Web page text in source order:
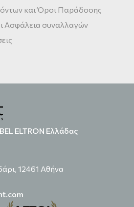
και Όροι Παράδοσης
Ασφάλεια συναλλαγών
ELTRON Ελλάδας
12461 Αθήνα